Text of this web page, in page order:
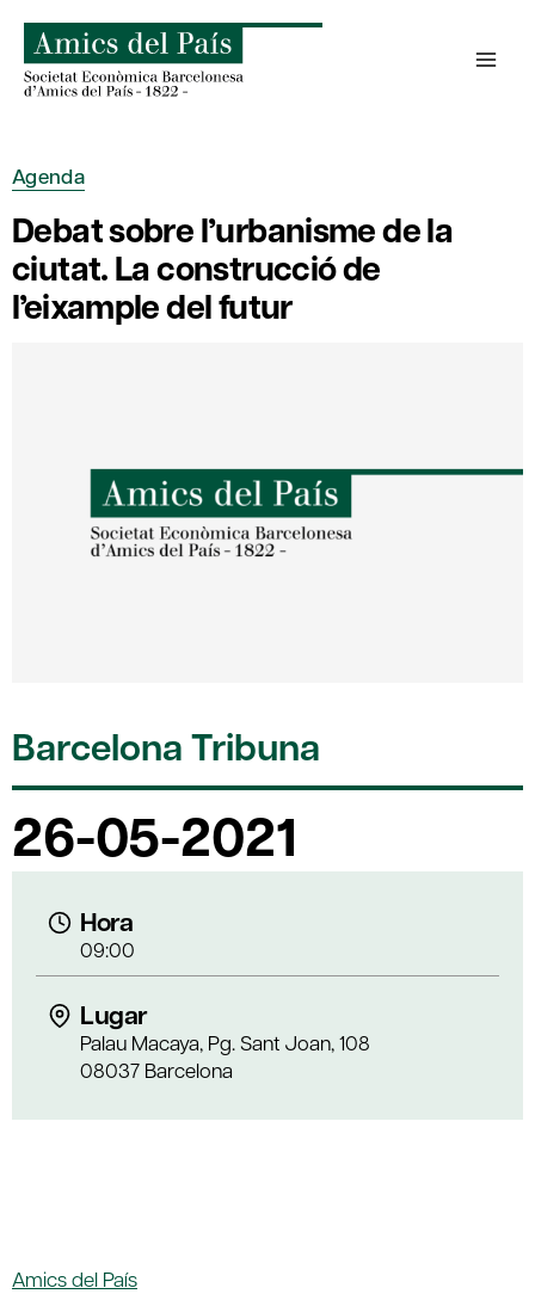
content
Agenda
Debat sobre l’urbanisme de la
ciutat. La construcció de
l’eixample del futur
Barcelona Tribuna
26-05-2021
Hora
09:00
Lugar
Palau Macaya, Pg. Sant Joan, 108
08037 Barcelona
Amics del País